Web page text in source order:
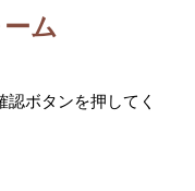
ム
ボタンを押してく